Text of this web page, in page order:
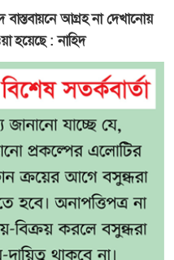
আগ্রহ না দেখানোয়
হয়েছে : নাহিদ